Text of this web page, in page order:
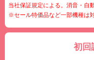
当社保証規定による。消音・自
※セール特価品など一部機種は
初回